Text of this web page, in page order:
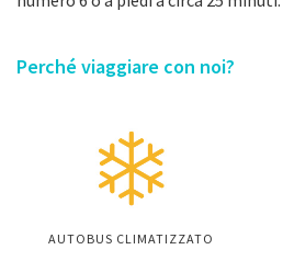
Perché viaggiare con noi?
AUTOBUS CLIMATIZZATO